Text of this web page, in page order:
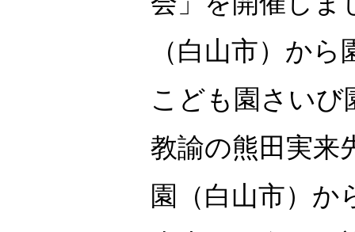
（白山市）か
こども園さいび
教諭の熊田実来
園（白山市）か